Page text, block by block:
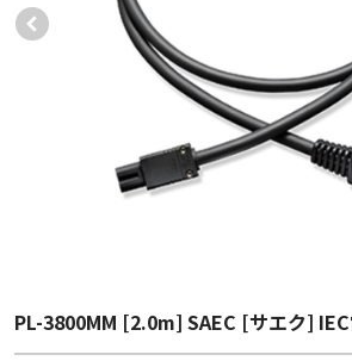
PL-3800MM [2.0m] SAEC [サエク]